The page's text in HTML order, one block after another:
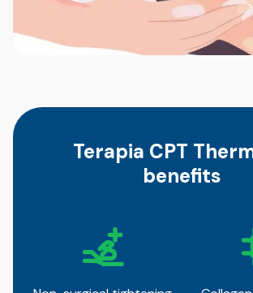
Terapia CPT
benefits